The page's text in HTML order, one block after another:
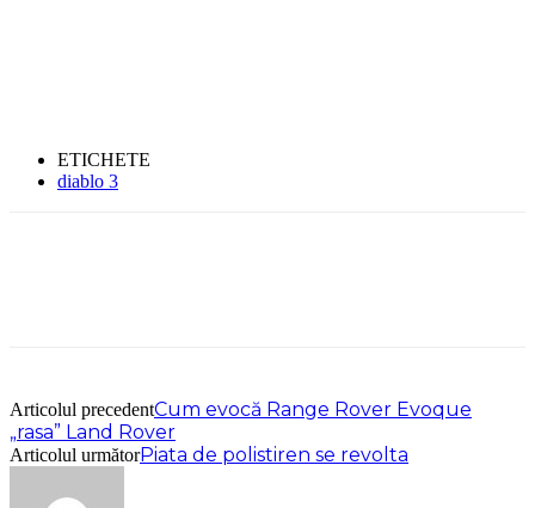
ETICHETE
diablo 3
Articolul precedentCum evocă Range Rover Evoque
„rasa” Land Rover
Articolul următorPiata de polistiren se revolta